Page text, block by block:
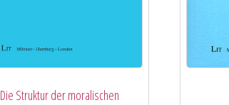
Die Struktur der moralischen